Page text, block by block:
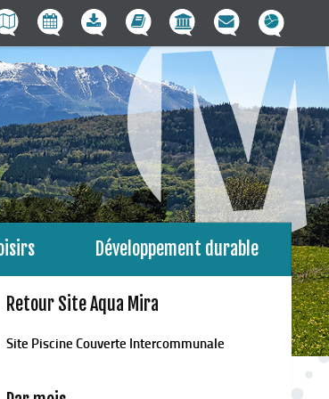
Développement durable
Retour Site Aqua Mira
Site Piscine Couverte Intercommunale